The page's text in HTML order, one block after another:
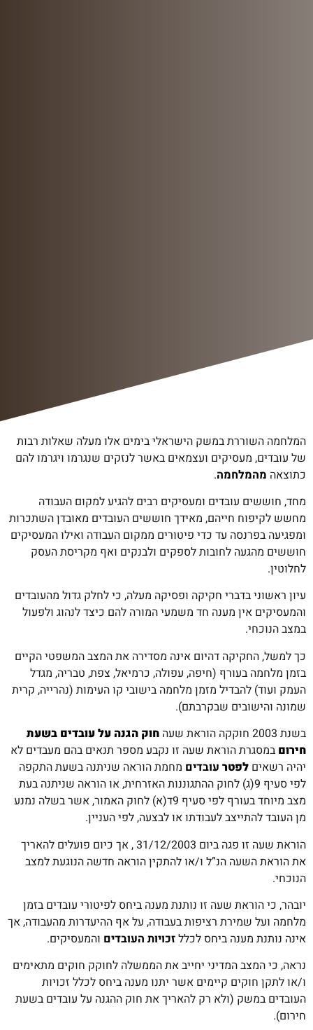
המלחמה השוררת במשק הישראלי בימים אלו מעלה שאלות רבות
של עובדים, מעסיקים ועצמאים באשר לנזקים שנגרמו ויגרמו להם
כתוצאה מהמלחמה.
מחד, חוששים עובדים ומעסיקים רבים להגיע למקום העבודה
מחשש לקיפוח חייהם, מאידך חוששים העובדים מאובדן השתכרות
ומפגיעה בפרנסה עד כדי פיטורים ממקום העבודה ואילו המעסיקים
חוששים מהגעה לחובות לספקים ולבנקים ואף מקריסת העסק
לחלוטין.
עיון ראשוני בדברי חקיקה ופסיקה מעלה, כי לחלק גדול מהעובדים
והמעסיקים אין מענה חד משמעי המורה להם כיצד לנהוג ולפעול
במצב הנוכחי.
כך למשל, החקיקה דהיום אינה מסדירה את המצב המשפטי הקיים
בזמן מלחמה בעורף (חיפה, עפולה, כרמיאל, צפת, טבריה, מגדל
העמק ועוד) להבדיל מזמן מלחמה בישובי קו העימות (נהרייה, קרית
שמונה והישובים שבקרבתם).
בשנת 2003 חוקקה הוראת שעה
חוק הגנה על עובדים בשעת
חירום במסגרת הוראת שעה זו נקבע מספר תנאים בהם מעבדים לא
יהיה רשאים לפטר עובדים מחמת הוראה שניתנה בשעת התקפה
לפי סעיף 9(ג) לחוק ההתגוננות האזרחית, או הוראה שניתנה בעת
מצב מיוחד בעורף לפי סעיף 9ד(א) לחוק האמור, אשר בשלה נמנע
מן העובד להתייצב לעבודתו או לבצעה, לפי העניין.
הוראת שעה זו פגה ביום 31/12/2003 , אך כיום פועלים להאריך
את הוראת השעה הנ”ל ו/או להתקין הוראה חדשה הנוגעת למצב
הנוכחי.
יובהר, כי הוראת שעה זו נותנת מענה ביחס לפיטורי עובדים בזמן
מלחמה ועל שמירת רציפות בעבודה, על אף ההיעדרות מהעבודה, אך
אינה נותנת מענה ביחס לכללזכויות העובדים והמעסיקים.
נראה, כי המצב המדיני יחייב את הממשלה לחוקק חוקים מתאימים
ו/או לתקן חוקים קיימים אשר יתנו מענה ביחס לכלל זכויות
העובדים במשק (ולא רק להאריך את חוק ההגנה על עובדים בשעת
חירום).